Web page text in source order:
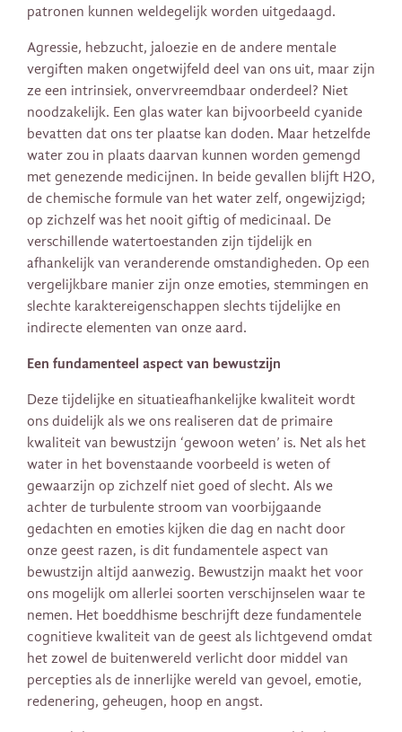
patronen kunnen weldegelijk worden uitgedaagd.
Agressie, hebzucht, jaloezie en de andere mentale
vergiften maken ongetwijfeld deel van ons uit, maar zijn
ze een intrinsiek, onvervreemdbaar onderdeel? Niet
noodzakelijk. Een glas water kan bijvoorbeeld cyanide
bevatten dat ons ter plaatse kan doden. Maar hetzelfde
water zou in plaats daarvan kunnen worden gemengd
met genezende medicijnen. In beide gevallen blijft H2O,
de chemische formule van het water zelf, ongewijzigd;
op zichzelf was het nooit giftig of medicinaal. De
verschillende watertoestanden zijn tijdelijk en
afhankelijk van veranderende omstandigheden. Op een
vergelijkbare manier zijn onze emoties, stemmingen en
slechte karaktereigenschappen slechts tijdelijke en
indirecte elementen van onze aard.
Een fundamenteel aspect van bewustzijn
Deze tijdelijke en situatieafhankelijke kwaliteit wordt
ons duidelijk als we ons realiseren dat de primaire
kwaliteit van bewustzijn ‘gewoon weten’ is. Net als het
water in het bovenstaande voorbeeld is weten of
gewaarzijn op zichzelf niet goed of slecht. Als we
achter de turbulente stroom van voorbijgaande
gedachten en emoties kijken die dag en nacht door
onze geest razen, is dit fundamentele aspect van
bewustzijn altijd aanwezig. Bewustzijn maakt het voor
ons mogelijk om allerlei soorten verschijnselen waar te
nemen. Het boeddhisme beschrijft deze fundamentele
cognitieve kwaliteit van de geest als lichtgevend omdat
het zowel de buitenwereld verlicht door middel van
percepties als de innerlijke wereld van gevoel, emotie,
redenering, geheugen, hoop en angst.